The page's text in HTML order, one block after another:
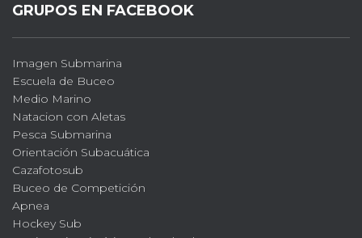
GRUPOS EN FACEBOOK
Imagen Submarina
Escuela de Buceo
Medio Marino
Natacion con Aletas
Pesca Submarina
Orientación Subacuática
Cazafotosub
Buceo de Competición
Apnea
Hockey Sub